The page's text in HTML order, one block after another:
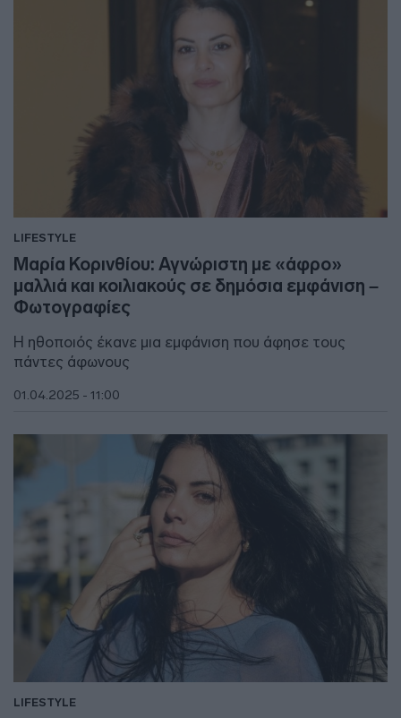
LIFESTYLE
Μαρία Κορινθίου: Αγνώριστη με «άφρο»
μαλλιά και κοιλιακούς σε δημόσια εμφάνιση –
Φωτογραφίες
Η ηθοποιός έκανε μια εμφάνιση που άφησε τους
πάντες άφωνους
01.04.2025 - 11:00
LIFESTYLE